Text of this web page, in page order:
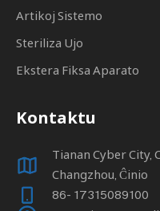
Artikoj Sistemo
Steriliza Ujo
Ekstera Fiksa Aparato
Kontaktu
Tianan Cyber ​​City,
Changzhou, Ĉinio
86- 17315089100